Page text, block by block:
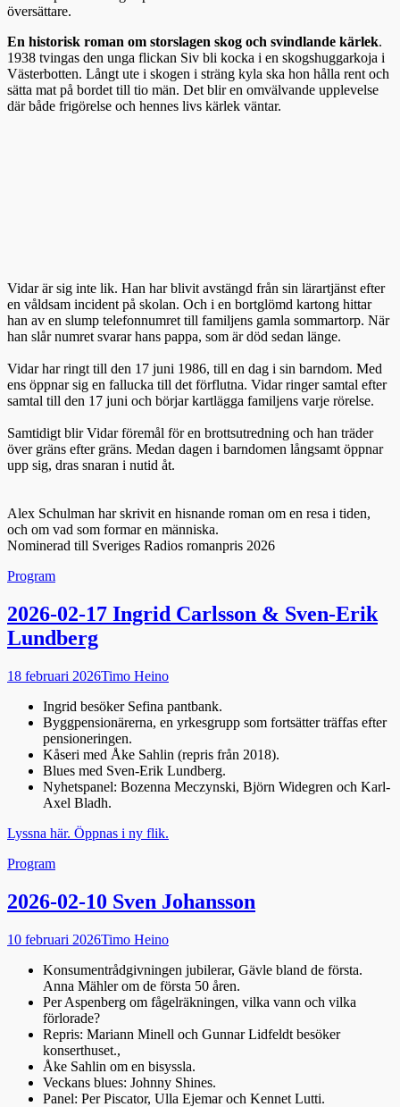
översättare.
En historisk roman om storslagen skog och svindlande kärlek.
1938 tvingas den unga flickan Siv bli kocka i en skogshuggarkoja i
Västerbotten. Långt ute i skogen i sträng kyla ska hon hålla rent och
sätta mat på bordet till tio män. Det blir en omvälvande upplevelse
där både frigörelse och hennes livs kärlek väntar.
Vidar är sig inte lik. Han har blivit avstängd från sin lärartjänst efter
en våldsam incident på skolan. Och i en bortglömd kartong hittar
han av en slump telefonnumret till familjens gamla sommartorp. När
han slår numret svarar hans pappa, som är död sedan länge.
Vidar har ringt till den 17 juni 1986, till en dag i sin barndom. Med
ens öppnar sig en fallucka till det förflutna. Vidar ringer samtal efter
samtal till den 17 juni och börjar kartlägga familjens varje rörelse.
Samtidigt blir Vidar föremål för en brottsutredning och han träder
över gräns efter gräns. Medan dagen i barndomen långsamt öppnar
upp sig, dras snaran i nutid åt.
Alex Schulman har skrivit en hisnande roman om en resa i tiden,
och om vad som formar en människa.
Nominerad till Sveriges Radios romanpris 2026
Kategorier
Program
2026-02-17 Ingrid Carlsson & Sven-Erik
Lundberg
Publicerad
18 februari 2026Författare
Timo Heino
Ingrid besöker Sefina pantbank.
Byggpensionärerna, en yrkesgrupp som fortsätter träffas efter
pensioneringen.
Kåseri med Åke Sahlin (repris från 2018).
Blues med Sven-Erik Lundberg.
Nyhetspanel: Bozenna Meczynski, Björn Widegren och Karl-
Axel Bladh.
Lyssna här. Öppnas i ny flik.
Kategorier
Program
2026-02-10 Sven Johansson
Publicerad
10 februari 2026Författare
Timo Heino
Konsumentrådgivningen jubilerar, Gävle bland de första.
Anna Mähler om de första 50 åren.
Per Aspenberg om fågelräkningen, vilka vann och vilka
förlorade?
Repris: Mariann Minell och Gunnar Lidfeldt besöker
konserthuset.,
Åke Sahlin om en bisyssla.
Veckans blues: Johnny Shines.
Panel: Per Piscator, Ulla Ejemar och Kennet Lutti.